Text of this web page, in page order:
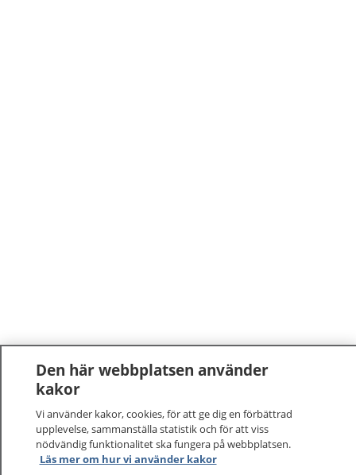
1177 –tryggt om din hälsa och vård
Den här webbplatsen använder
kakor
Vi använder kakor, cookies, för att ge dig en förbättrad
upplevelse, sammanställa statistik och för att viss
nödvändig funktionalitet ska fungera på webbplatsen.
Läs mer om hur vi använder kakor